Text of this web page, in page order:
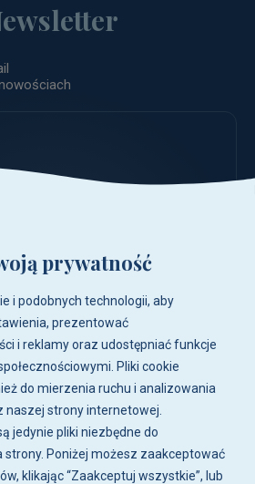
- 16:00.
prywatność
i podobnych technologii, aby
prezentować
i reklamy oraz udostępniać funkcje
Pliki cookie
do mierzenia ruchu i analizowania
naszej strony internetowej.
jedynie pliki niezbędne do
strony. Poniżej możesz zaakceptować
klikając “Zaakceptuj wszystkie”, lub